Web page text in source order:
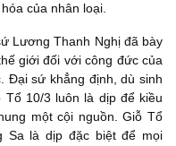
của nhân loại.
Lương Thanh Nghị đã bày
giới đối với công đức của
Đại sứ khẳng định, dù sinh
10/3 luôn là dịp để kiều
một cội nguồn. Giỗ Tổ
Sa là dịp đặc biệt để mọi